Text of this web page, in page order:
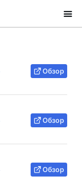
Обзор
Обзор
Обзор